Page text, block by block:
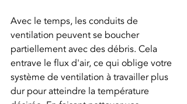
Avec le temps, les conduits de
ventilation peuvent se boucher
partiellement avec des débris. Cela
entrave le flux d'air, ce qui oblige votre
système de ventilation à travailler plus
dur pour atteindre la température